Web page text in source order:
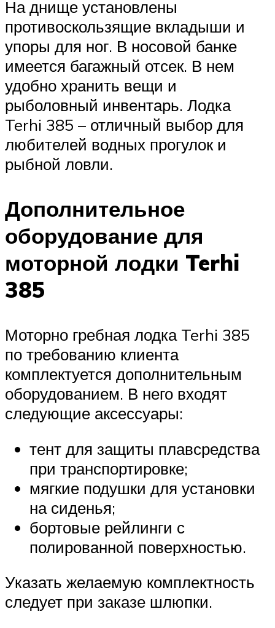
На днище установлены
противоскользящие вкладыши и
упоры для ног. В носовой банке
имеется багажный отсек. В нем
удобно хранить вещи и
рыболовный инвентарь. Лодка
Terhi 385 – отличный выбор для
любителей водных прогулок и
рыбной ловли.
Дополнительное
оборудование для
моторной лодки Terhi
385
Моторно гребная лодка Terhi 385
по требованию клиента
комплектуется дополнительным
оборудованием. В него входят
следующие аксессуары:
тент для защиты плавсредства
при транспортировке;
мягкие подушки для установки
на сиденья;
бортовые рейлинги с
полированной поверхностью.
Указать желаемую комплектность
следует при заказе шлюпки.